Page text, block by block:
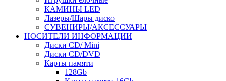
КАМИНЫ LED
Лазеры/Шары диско
СУВЕНИРЫ/АКСЕССУАРЫ
НОСИТЕЛИ ИНФОРМАЦИИ
Диски CD/ Mini
Диски CD/DVD
Карты памяти
128Gb